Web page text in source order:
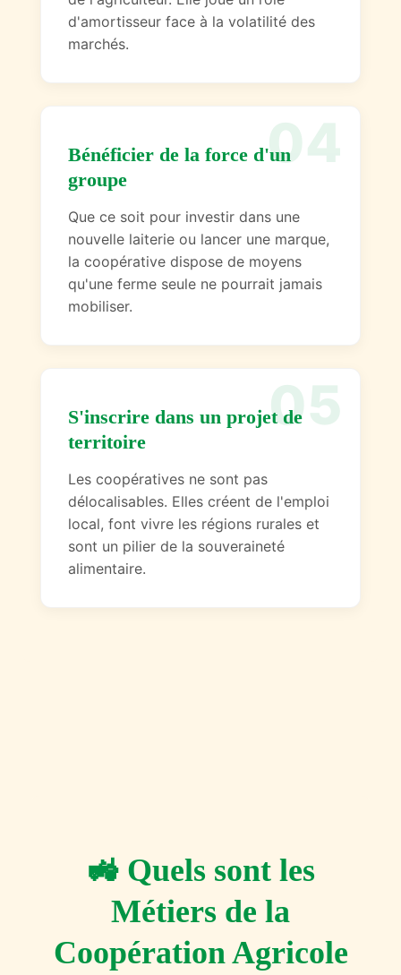
d'amortisseur face à la volatilité des
marchés.
04
Bénéficier de la force d'un
groupe
Que ce soit pour investir dans une
nouvelle laiterie ou lancer une marque,
la coopérative dispose de moyens
qu'une ferme seule ne pourrait jamais
mobiliser.
05
S'inscrire dans un projet de
territoire
Les coopératives ne sont pas
délocalisables. Elles créent de l'emploi
local, font vivre les régions rurales et
sont un pilier de la souveraineté
alimentaire.
🚜 Quels sont les
Métiers de la
Coopération Agricole